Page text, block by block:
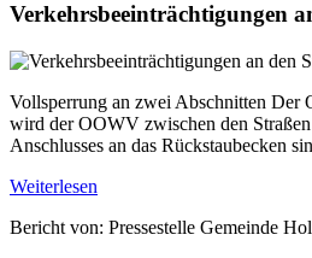
Verkehrsbeeinträchtigungen
Vollsperrung an zwei Abschnitten Der
wird der OOWV zwischen den
Anschlusses an das Rückstaubecken
Weiterlesen
Bericht von: Pressestelle Gemeinde